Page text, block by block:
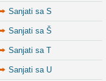
Sanjati sa S
Sanjati sa Š
Sanjati sa T
Sanjati sa U